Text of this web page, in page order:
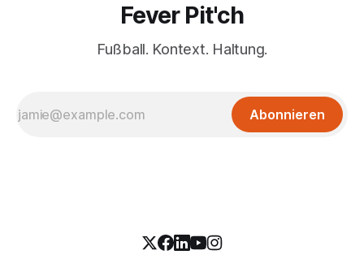
Fever Pit'ch
Fußball. Kontext. Haltung.
Abonnieren